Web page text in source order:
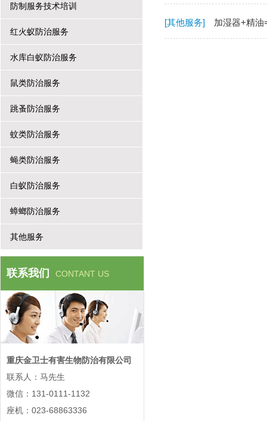
防制服务技术培训
红火蚁防治服务
水库白蚁防治服务
鼠类防治服务
跳蚤防治服务
蚊类防治服务
蝇类防治服务
白蚁防治服务
蟑螂防治服务
其他服务
联系我们 CONTANT US
重庆金卫士有害生物防治有限公司
联系人：马先生
微信：131-0111-1132
座机：023-68863336
[其他服务] 加湿器+精油